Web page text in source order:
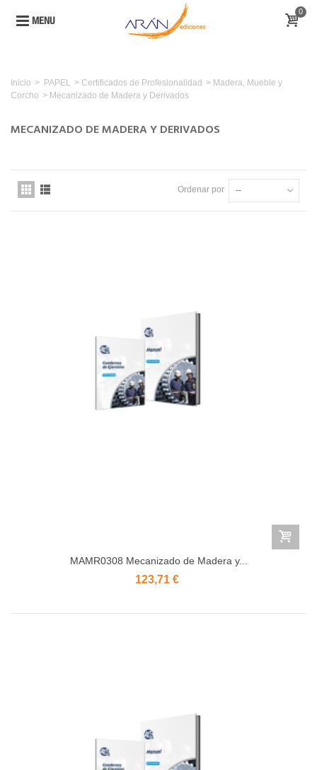
MENU
0
Inicio > PAPEL > Certificados de Profesionalidad > Madera, Mueble y
Corcho > Mecanizado de Madera y Derivados
MECANIZADO DE MADERA Y DERIVADOS
Ordenar por --
MAMR0308 Mecanizado de Madera y...
123,71 €